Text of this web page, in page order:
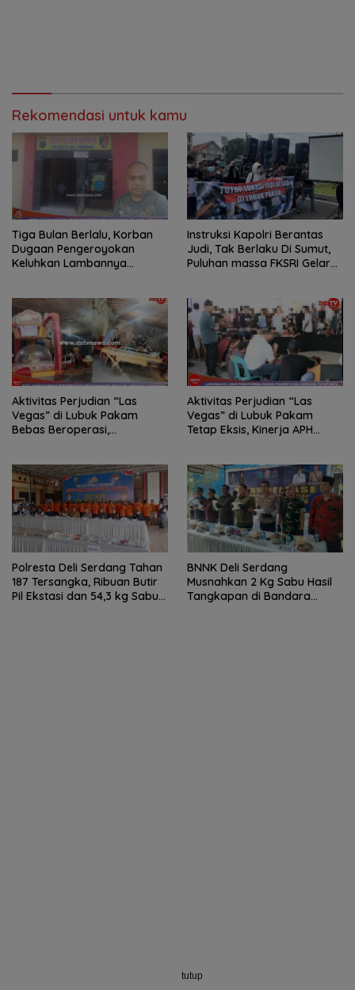
Rekomendasi untuk kamu
Tiga Bulan Berlalu, Korban
Dugaan Pengeroyokan
Keluhkan Lambannya
Instruksi Kapolri Berantas
Judi, Tak Berlaku Di Sumut,
Puluhan massa FKSRI Gelar
Aktivitas Perjudian “Las
Vegas” di Lubuk Pakam
Bebas Beroperasi,
Aktivitas Perjudian “Las
Vegas” di Lubuk Pakam
Tetap Eksis, Kinerja APH
Polresta Deli Serdang Tahan
187 Tersangka, Ribuan Butir
Pil Ekstasi dan 54,3 kg Sabu
BNNK Deli Serdang
Musnahkan 2 Kg Sabu Hasil
Tangkapan di Bandara
tutup